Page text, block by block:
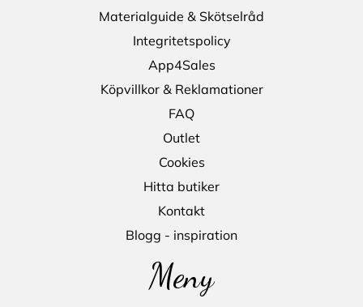
Materialguide & Skötselråd
Integritetspolicy
App4Sales
Köpvillkor & Reklamationer
FAQ
Outlet
Cookies
Hitta butiker
Kontakt
Blogg - inspiration
Meny